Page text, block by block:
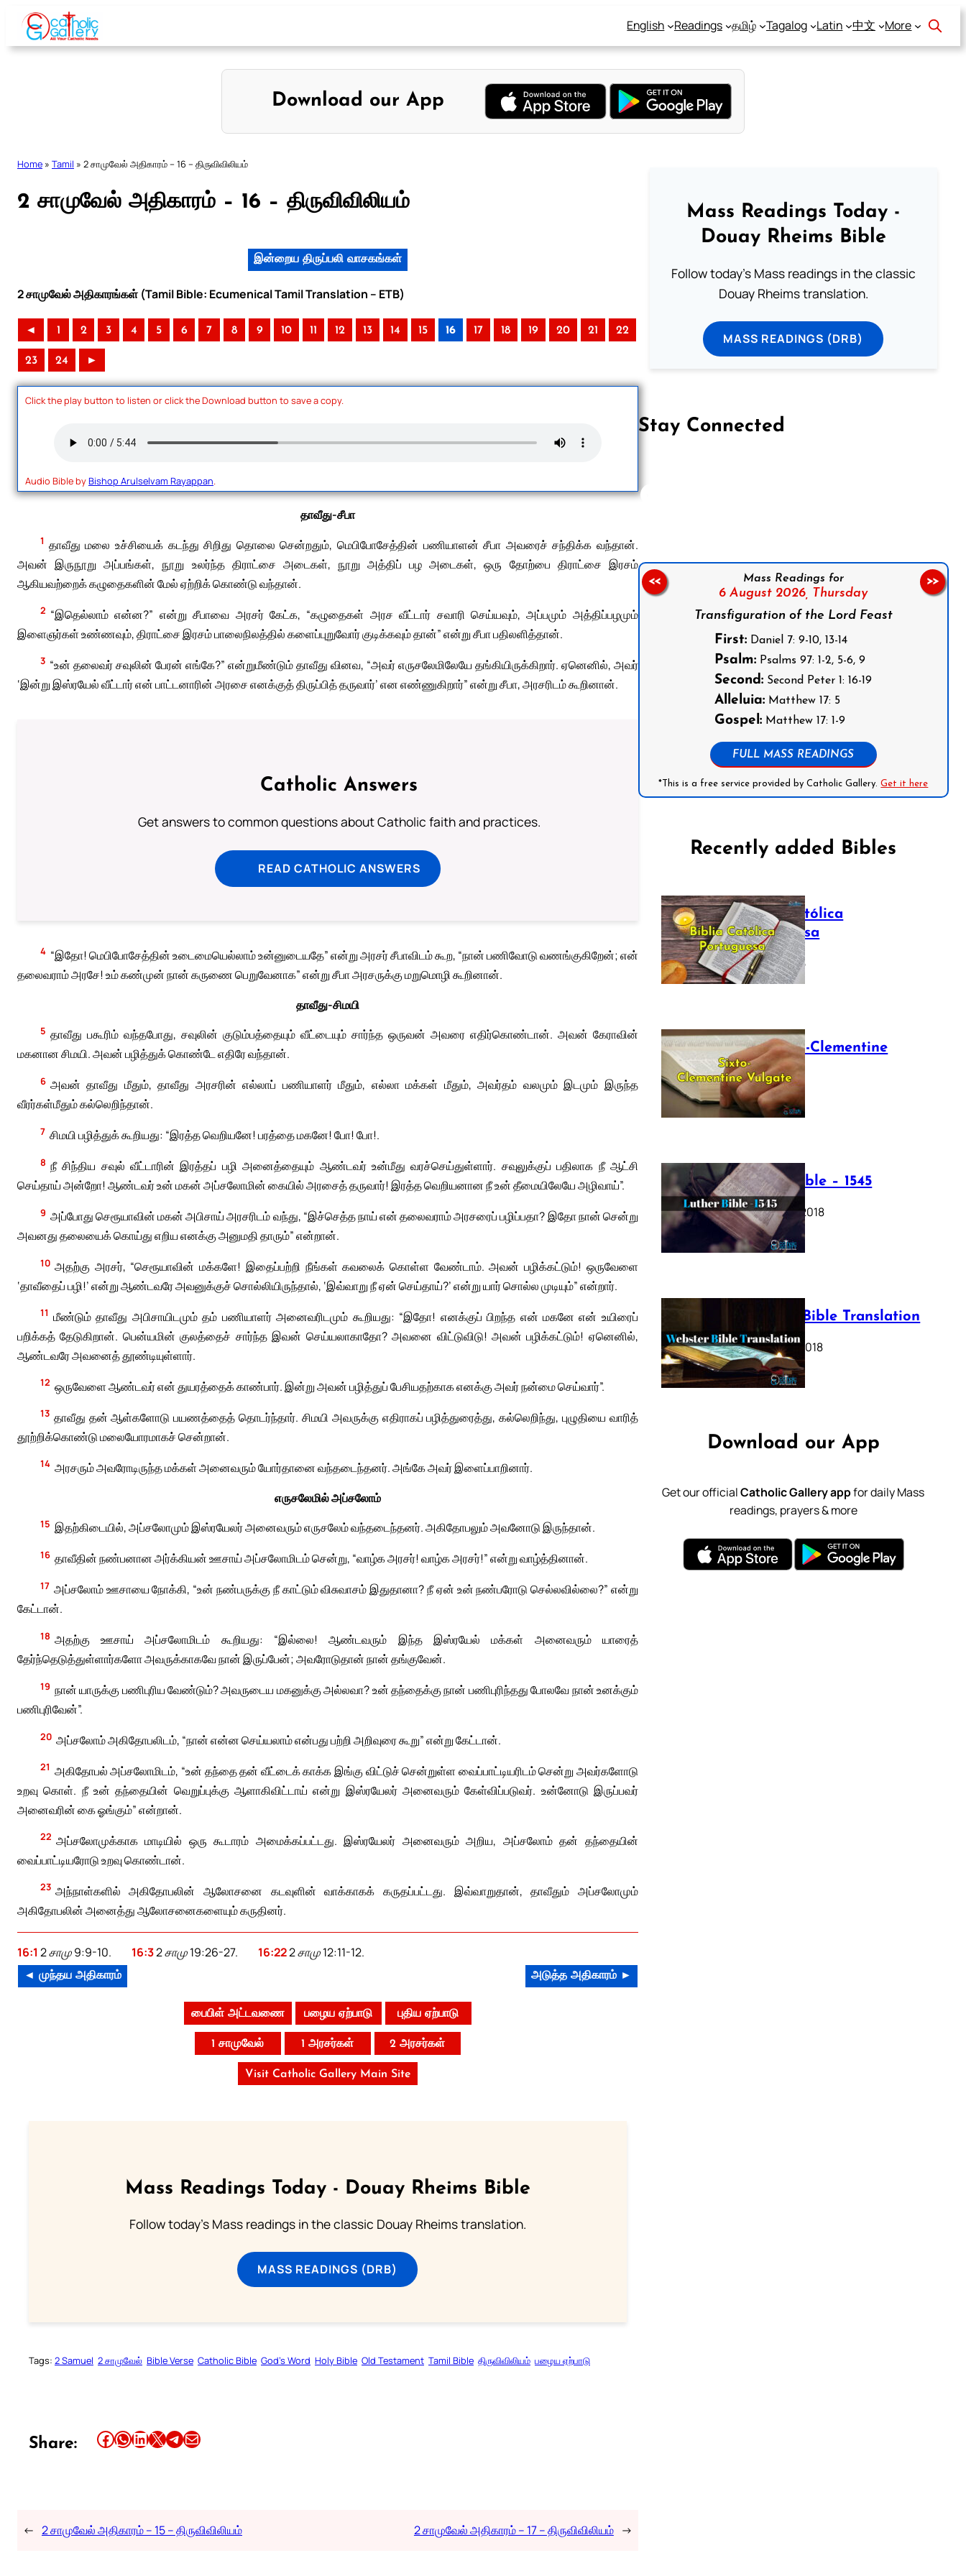
Skip
content
English Readings தமிழ் Tagalog Latin 中文 More
Download our App
Home » Tamil » 2 சாமுவேல் அதிகாரம் – 16 – திருவிவிலியம்
2 சாமுவேல் அதிகாரம் – 16 – திருவிவிலியம்
இன்றைய திருப்பலி வாசகங்கள்
2 சாமுவேல் அதிகாரங்கள் (Tamil Bible: Ecumenical Tamil Translation – ETB)
◄ 1 2 3 4 5 6 7 8 9 10 11 12 13 14 15 16 17 18 19 20 21 22
23 24 ►
Click the play button to listen or click the Download button to save a copy.
Audio Bible byBishop Arulselvam Rayappan.
தாவீது-சீபா
1 தாவீது மலை உச்சியைக் கடந்து சிறிது தொலை சென்றதும், மெபிபோசேத்தின் பணியாளன் சீபா அவரைச் சந்திக்க வந்தான்.
அவன் இருநூறு அப்பங்கள், நூறு உலர்ந்த திராட்சை அடைகள், நூறு அத்திப் பழ அடைகள், ஒரு தோற்பை திராட்சை இரசம்
ஆகியவற்றைக் கழுதைகளின் மேல் ஏற்றிக் கொண்டு வந்தான்.
2 “இதெல்லாம் என்ன?” என்று சீபாவை அரசர் கேட்க, “கழுதைகள் அரச வீட்டார் சவாரி செய்யவும், அப்பமும் அத்திப்பழமும்
இளைஞர்கள் உண்ணவும், திராட்சை இரசம் பாலைநிலத்தில் களைப்புறுவோர் குடிக்கவும் தான்” என்று சீபா பதிலளித்தான்.
3 “உன் தலைவர் சவுலின் பேரன் எங்கே?” என்றுமீண்டும் தாவீது வினவ, “அவர் எருசலேமிலேயே தங்கியிருக்கிறார். ஏனெனில், அவர்
‘இன்று இஸ்ரயேல் வீட்டார் என் பாட்டனாரின் அரசை எனக்குத் திருப்பித் தருவார்’ என எண்ணுகிறார்” என்று சீபா, அரசரிடம் கூறினான்.
Catholic Answers
Get answers to common questions about Catholic faith and practices.
READ CATHOLIC ANSWERS
4 “இதோ! மெபிபோசேத்தின் உடைமையெல்லாம் உன்னுடையதே” என்று அரசர் சீபாவிடம் கூற, “நான் பணிவோடு வணங்குகிறேன்; என்
தலைவராம் அரசே! உம் கண்முன் நான் கருணை பெறுவேனாக” என்று சீபா அரசருக்கு மறுமொழி கூறினான்.
தாவீது-சிமயி
5 தாவீது பகூரிம் வந்தபோது, சவுலின் குடும்பத்தையும் வீட்டையும் சார்ந்த ஒருவன் அவரை எதிர்கொண்டான். அவன் கேராவின்
மகனான சிமயி. அவன் பழித்துக் கொண்டே எதிரே வந்தான்.
6 அவன் தாவீது மீதும், தாவீது அரசரின் எல்லாப் பணியாளர் மீதும், எல்லா மக்கள் மீதும், அவர்தம் வலமும் இடமும் இருந்த
வீரர்கள்மீதும் கல்லெறிந்தான்.
7 சிமயி பழித்துக் கூறியது: “இரத்த வெறியனே! பரத்தை மகனே! போ! போ!.
8 நீ சிந்திய சவுல் வீட்டாரின் இரத்தப் பழி அனைத்தையும் ஆண்டவர் உன்மீது வரச்செய்துள்ளார். சவுலுக்குப் பதிலாக நீ ஆட்சி
செய்தாய் அன்றோ! ஆண்டவர் உன் மகன் அப்சலோமின் கையில் அரசைத் தருவார்! இரத்த வெறியனான நீ உன் தீமையிலேயே அழிவாய்”.
9 அப்போது செரூயாவின் மகன் அபிசாய் அரசரிடம் வந்து, “இச்செத்த நாய் என் தலைவராம் அரசரைப் பழிப்பதா? இதோ நான் சென்று
அவனது தலையைக் கொய்து எறிய எனக்கு அனுமதி தாரும்” என்றான்.
10 அதற்கு அரசர், “செரூயாவின் மக்களே! இதைப்பற்றி நீங்கள் கவலைக் கொள்ள வேண்டாம். அவன் பழிக்கட்டும்! ஒருவேளை
‘தாவீதைப் பழி!’ என்று ஆண்டவரே அவனுக்குச் சொல்லியிருந்தால், ‘இவ்வாறு நீ ஏன் செய்தாய்?’ என்று யார் சொல்ல முடியும்” என்றார்.
11 மீண்டும் தாவீது அபிசாயிடமும் தம் பணியாளர் அனைவரிடமும் கூறியது: “இதோ! எனக்குப் பிறந்த என் மகனே என் உயிரைப்
பறிக்கத் தேடுகிறான். பென்யமின் குலத்தைச் சார்ந்த இவன் செய்யலாகாதோ? அவனை விட்டுவிடு! அவன் பழிக்கட்டும்! ஏனெனில்,
ஆண்டவரே அவனைத் தூண்டியுள்ளார்.
12 ஒருவேளை ஆண்டவர் என் துயரத்தைக் காண்பார். இன்று அவன் பழித்துப் பேசியதற்காக எனக்கு அவர் நன்மை செய்வார்”.
13 தாவீது தன் ஆள்களோடு பயணத்தைத் தொடர்ந்தார். சிமயி அவருக்கு எதிராகப் பழித்துரைத்து, கல்லெறிந்து, புழுதியை வாரித்
தூற்றிக்கொண்டு மலையோரமாகச் சென்றான்.
14 அரசரும் அவரோடிருந்த மக்கள் அனைவரும் யோர்தானை வந்தடைந்தனர். அங்கே அவர் இளைப்பாறினார்.
எருசலேமில் அப்சலோம்
15 இதற்கிடையில், அப்சலோமும் இஸ்ரயேலர் அனைவரும் எருசலேம் வந்தடைந்தனர். அகிதோபலும் அவனோடு இருந்தான்.
16 தாவீதின் நண்பனான அர்க்கியன் ஊசாய் அப்சலோமிடம் சென்று, “வாழ்க அரசர்! வாழ்க அரசர்!” என்று வாழ்த்தினான்.
17 அப்சலோம் ஊசாயை நோக்கி, “உன் நண்பருக்கு நீ காட்டும் விசுவாசம் இதுதானா? நீ ஏன் உன் நண்பரோடு செல்லவில்லை?” என்று
கேட்டான்.
18 அதற்கு ஊசாய் அப்சலோமிடம் கூறியது: “இல்லை! ஆண்டவரும் இந்த இஸ்ரயேல் மக்கள் அனைவரும் யாரைத்
தேர்ந்தெடுத்துள்ளார்களோ அவருக்காகவே நான் இருப்பேன்; அவரோடுதான் நான் தங்குவேன்.
19 நான் யாருக்கு பணிபுரிய வேண்டும்? அவருடைய மகனுக்கு அல்லவா? உன் தந்தைக்கு நான் பணிபுரிந்தது போலவே நான் உனக்கும்
பணிபுரிவேன்”.
20 அப்சலோம் அகிதோபலிடம், “நான் என்ன செய்யலாம் என்பது பற்றி அறிவுரை கூறு” என்று கேட்டான்.
21 அகிதோபல் அப்சலோமிடம், “உன் தந்தை தன் வீட்டைக் காக்க இங்கு விட்டுச் சென்றுள்ள வைப்பாட்டியரிடம் சென்று அவர்களோடு
உறவு கொள். நீ உன் தந்தையின் வெறுப்புக்கு ஆளாகிவிட்டாய் என்று இஸ்ரயேலர் அனைவரும் கேள்விப்படுவர். உன்னோடு இருப்பவர்
அனைவரின் கை ஓங்கும்” என்றான்.
22 அப்சலோமுக்காக மாடியில் ஒரு கூடாரம் அமைக்கப்பட்டது. இஸ்ரயேலர் அனைவரும் அறிய, அப்சலோம் தன் தந்தையின்
வைப்பாட்டியரோடு உறவு கொண்டான்.
23 அந்நாள்களில் அகிதோபலின் ஆலோசனை கடவுளின் வாக்காகக் கருதப்பட்டது. இவ்வாறுதான், தாவீதும் அப்சலோமும்
அகிதோபலின் அனைத்து ஆலோசனைகளையும் கருதினர்.
16:1 2 சாமு 9:9-10. 16:32 சாமு 19:26-27. 16:222 சாமு 12:11-12.
◄ முந்தய அதிகாரம் அடுத்த அதிகாரம் ►
பைபிள் அட்டவணை பழைய ஏற்பாடு புதிய ஏற்பாடு
1 சாமுவேல் 1 அரசர்கள் 2 அரசர்கள்
Visit Catholic Gallery Main Site
Mass Readings Today - Douay Rheims Bible
Follow today's Mass readings in the classic Douay Rheims translation.
MASS READINGS (DRB)
Tags: 2 Samuel 2 சாமுவேல் Bible Verse Catholic Bible God’s Word Holy Bible Old Testament Tamil Bible திருவிவிலியம் பழைய ஏற்பாடு
Share: Share this article on Facebook Share this article on WhatsApp Share this article on LinkedIn Share this article on X Share this article on TelegramEmail this Article
← 2 சாமுவேல் அதிகாரம் – 15 – திருவிவிலியம் 2 சாமுவேல் அதிகாரம் – 17 – திருவிவிலியம் →
Mass Readings Today -
Douay Rheims Bible
Follow today's Mass readings in the classic
Douay Rheims translation.
MASS READINGS (DRB)
Stay Connected
Follow us on Facebook
Mass Readings for
6 August 2026, Thursday
Transfiguration of the Lord Feast
First: Daniel 7: 9-10, 13-14
Psalm: Psalms 97: 1-2, 5-6, 9
Second: Second Peter 1: 16-19
Alleluia: Matthew 17: 5
Gospel: Matthew 17: 1-9
FULL MASS READINGS
*This is a free service provided by Catholic Gallery.Get it here
<< >>
Recently added Bibles
Bíblia Católica
Portuguesa
July 16, 2025
The Sixto-Clementine
Vulgate
July 12, 2025
Luther Bible – 1545
October 17, 2018
Webster Bible Translation
October 11, 2018
Download our App
Get our officialCatholic Gallery appfor daily Mass
readings, prayers & more